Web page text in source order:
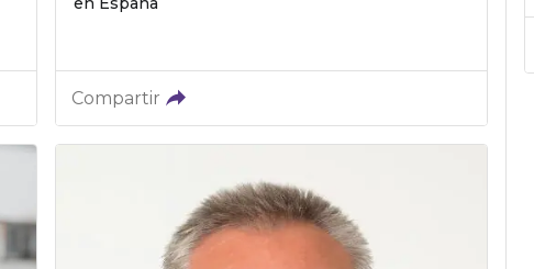
Compartir